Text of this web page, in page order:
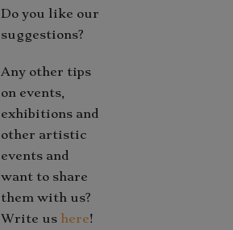
Do you like our
suggestions?
Any other tips
on events,
exhibitions and
other artistic
events and
want to share
them with us?
Write us here!